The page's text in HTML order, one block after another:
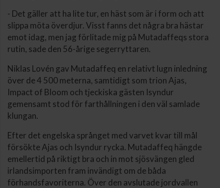
- Det gäller att ha lite tur, en häst som är i form och att
slippa möta överdjur. Visst fanns det några bra hästar
emot idag, men jag förlitade mig på Mutadaffeqs stora
rutin, sade den 56-årige segerryttaren.
Niklas Lovén gav Mutadaffeq en relativt lugn inledning
över de 4 500 meterna, samtidigt som trion Ajas,
Impact of Bloom och tjeckiska gästen Isyndur
gemensamt stod för farthållningen i den väl samlade
klungan.
Efter det engelska språnget med varvet kvar till mål
försökte Ajas och Isyndur rycka. Mutadaffeq hängde
emellertid på riktigt bra och in mot sjösvängen gled
irlandsimporten fram invändigt om de båda
förhandsfavoriterna. Över den avslutade jordvallen